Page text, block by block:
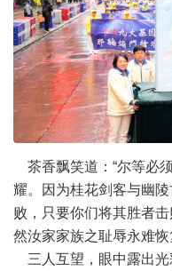
茶香飘笑道：“尔等必
耀。因为桂花剑客与幽
败，只要你们将其胜者
然汝家家族之耻辱永难恢
三人互望，眼中露出光